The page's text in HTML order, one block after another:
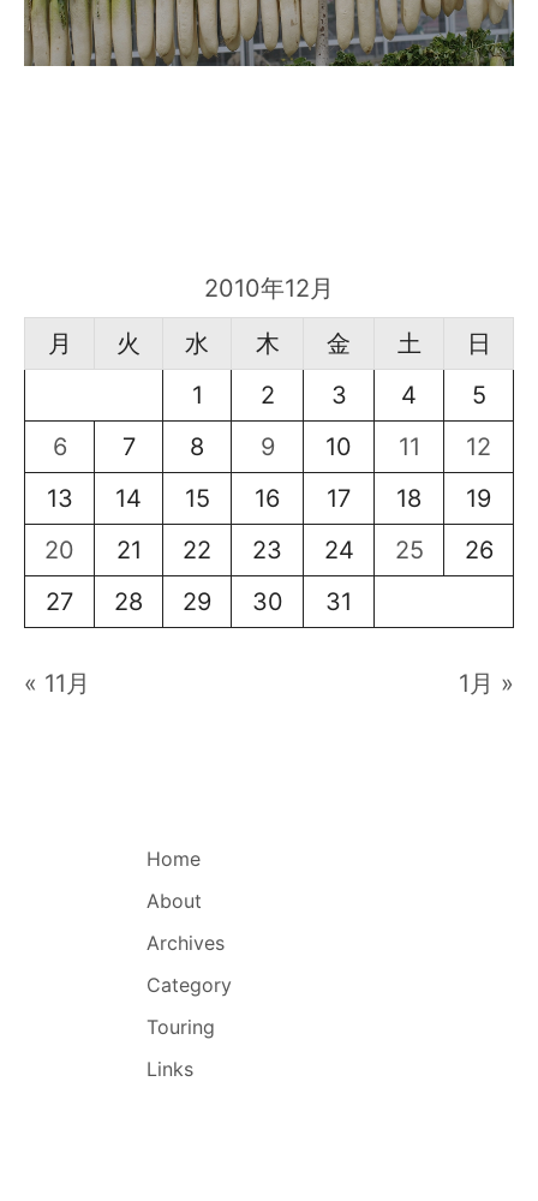
2010年12月
月
火 水 木 金 土
日
1
2 3 4
5
6
7 8 9 10 11
12
13
14 15 16 17 18
19
20
21 22 23 24 25
26
27
28 29 30 31
« 11月 1月 »
Home
About
Archives
Category
Touring
Links